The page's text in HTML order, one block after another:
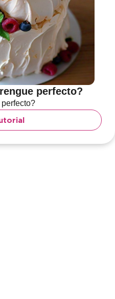
perfecto?